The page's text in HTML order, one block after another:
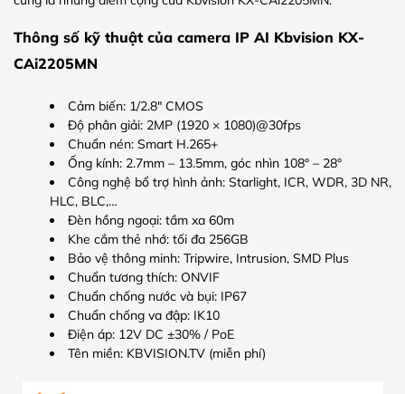
Thông số kỹ thuật của camera IP AI Kbvision KX-
CAi2205MN
Cảm biến: 1/2.8″ CMOS
Độ phân giải: 2MP (1920 × 1080)@30fps
Chuẩn nén: Smart H.265+
Ống kính: 2.7mm – 13.5mm, góc nhìn 108° – 28°
Công nghệ bổ trợ hình ảnh: Starlight, ICR, WDR, 3D NR,
HLC, BLC,…
Đèn hồng ngoại: tầm xa 60m
Khe cắm thẻ nhớ: tối đa 256GB
Bảo vệ thông minh: Tripwire, Intrusion, SMD Plus
Chuẩn tương thích: ONVIF
Chuẩn chống nước và bụi: IP67
Chuẩn chống va đập: IK10
Điện áp: 12V DC ±30% / PoE
Tên miền: KBVISION.TV (miễn phí)